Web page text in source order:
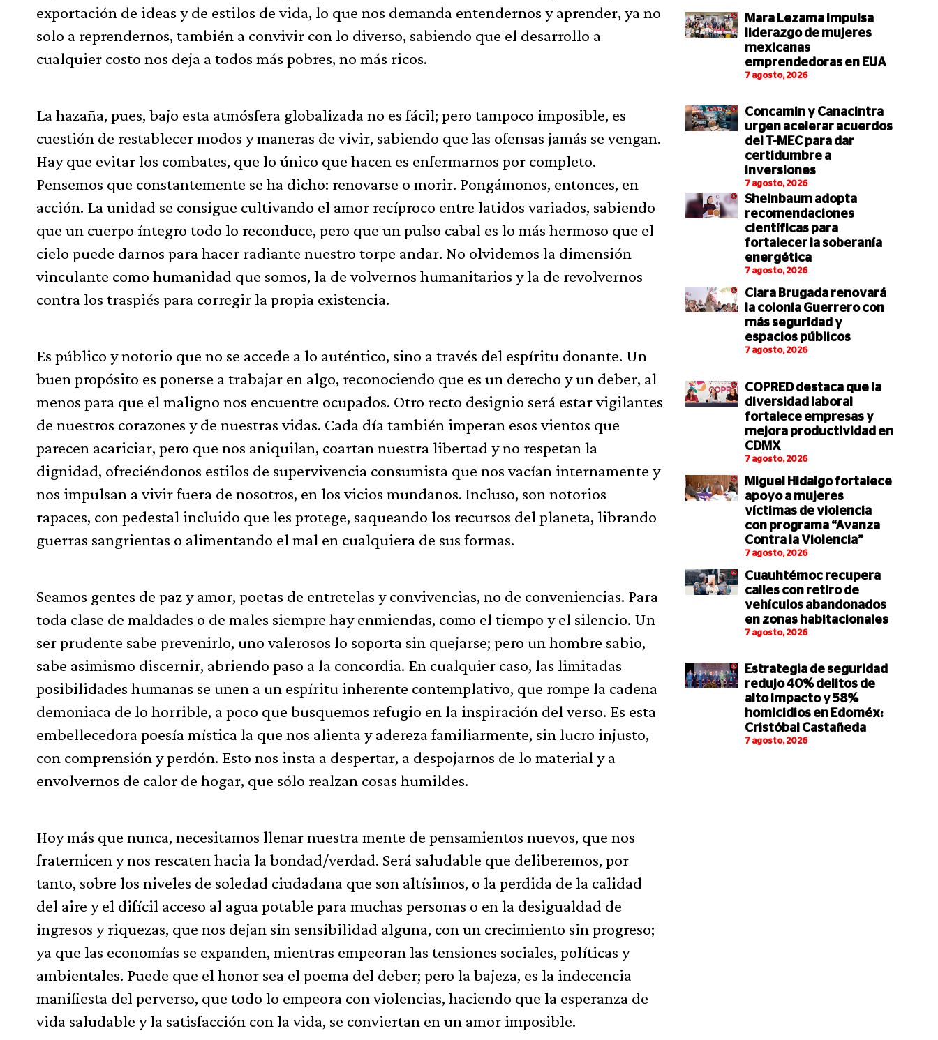
exportación de ideas y de estilos de vida, lo que nos demanda entendernos y aprender, ya no
solo a reprendernos, también a convivir con lo diverso, sabiendo que el desarrollo a
cualquier costo nos deja a todos más pobres, no más ricos.
La hazaña, pues, bajo esta atmósfera globalizada no es fácil; pero tampoco imposible, es
cuestión de restablecer modos y maneras de vivir, sabiendo que las ofensas jamás se vengan.
Hay que evitar los combates, que lo único que hacen es enfermarnos por completo.
Pensemos que constantemente se ha dicho: renovarse o morir. Pongámonos, entonces, en
acción. La unidad se consigue cultivando el amor recíproco entre latidos variados, sabiendo
que un cuerpo íntegro todo lo reconduce, pero que un pulso cabal es lo más hermoso que el
cielo puede darnos para hacer radiante nuestro torpe andar. No olvidemos la dimensión
vinculante como humanidad que somos, la de volvernos humanitarios y la de revolvernos
contra los traspiés para corregir la propia existencia.
Es público y notorio que no se accede a lo auténtico, sino a través del espíritu donante. Un
buen propósito es ponerse a trabajar en algo, reconociendo que es un derecho y un deber, al
menos para que el maligno nos encuentre ocupados. Otro recto designio será estar vigilantes
de nuestros corazones y de nuestras vidas. Cada día también imperan esos vientos que
parecen acariciar, pero que nos aniquilan, coartan nuestra libertad y no respetan la
dignidad, ofreciéndonos estilos de supervivencia consumista que nos vacían internamente y
nos impulsan a vivir fuera de nosotros, en los vicios mundanos. Incluso, son notorios
rapaces, con pedestal incluido que les protege, saqueando los recursos del planeta, librando
guerras sangrientas o alimentando el mal en cualquiera de sus formas.
Seamos gentes de paz y amor, poetas de entretelas y convivencias, no de conveniencias. Para
toda clase de maldades o de males siempre hay enmiendas, como el tiempo y el silencio. Un
ser prudente sabe prevenirlo, uno valerosos lo soporta sin quejarse; pero un hombre sabio,
sabe asimismo discernir, abriendo paso a la concordia. En cualquier caso, las limitadas
posibilidades humanas se unen a un espíritu inherente contemplativo, que rompe la cadena
demoniaca de lo horrible, a poco que busquemos refugio en la inspiración del verso. Es esta
embellecedora poesía mística la que nos alienta y adereza familiarmente, sin lucro injusto,
con comprensión y perdón. Esto nos insta a despertar, a despojarnos de lo material y a
envolvernos de calor de hogar, que sólo realzan cosas humildes.
Hoy más que nunca, necesitamos llenar nuestra mente de pensamientos nuevos, que nos
fraternicen y nos rescaten hacia la bondad/verdad. Será saludable que deliberemos, por
tanto, sobre los niveles de soledad ciudadana que son altísimos, o la perdida de la calidad
del aire y el difícil acceso al agua potable para muchas personas o en la desigualdad de
ingresos y riquezas, que nos dejan sin sensibilidad alguna, con un crecimiento sin progreso;
ya que las economías se expanden, mientras empeoran las tensiones sociales, políticas y
ambientales. Puede que el honor sea el poema del deber; pero la bajeza, es la indecencia
manifiesta del perverso, que todo lo empeora con violencias, haciendo que la esperanza de
vida saludable y la satisfacción con la vida, se conviertan en un amor imposible.
Mara Lezama impulsa
liderazgo de mujeres
mexicanas
emprendedoras en EUA
7 agosto, 2026
Concamin y Canacintra
urgen acelerar acuerdos
del T-MEC para dar
certidumbre a
inversiones
7 agosto, 2026
Sheinbaum adopta
recomendaciones
científicas para
fortalecer la soberanía
energética
7 agosto, 2026
Clara Brugada renovará
la colonia Guerrero con
más seguridad y
espacios públicos
7 agosto, 2026
COPRED destaca que la
diversidad laboral
fortalece empresas y
mejora productividad en
CDMX
7 agosto, 2026
Miguel Hidalgo fortalece
apoyo a mujeres
víctimas de violencia
con programa “Avanza
Contra la Violencia”
7 agosto, 2026
Cuauhtémoc recupera
calles con retiro de
vehículos abandonados
en zonas habitacionales
7 agosto, 2026
Estrategia de seguridad
redujo 40% delitos de
alto impacto y 58%
homicidios en Edoméx:
Cristóbal Castañeda
7 agosto, 2026